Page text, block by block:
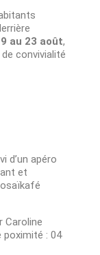
au 23 août,
convivialité
d’un apéro
et
Caroline
poximité : 04